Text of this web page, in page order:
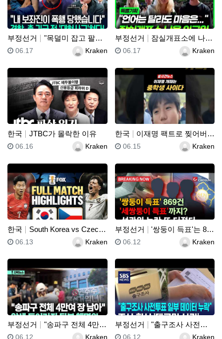
부정선거 "목덜미 잡고 팔목 비틀었다!"…"경찰, 민노총엔 아무…
등록자Kraken
등록일
06.17
부정선거 잠실개표소에 나온 외국인
등록자Kraken
등록일
06.17
한국 JTBC가 몰락한 이유
등록자Kraken
등록일
06.16
한국 이재명 팩트로 찢어버리는 중학생
등록자Kraken
등록일
06.15
한국 South Korea vs Czechia Highlig…
등록자Kraken
등록일
06.13
부정선거 '쌍둥이 득표'는 869건!! "세쌍둥이 득표"?! 선…
등록자Kraken
등록일
06.12
부정선거 "송파구 전체 4만여 장 남아" 압색 들어가자 뒷북 해…
등록자Kraken
등록일
06.12
부정선거 "출구조사 사전투표 일부 데이터 누락"..조사 회사 '…
등록자Kraken
등록일
06.12